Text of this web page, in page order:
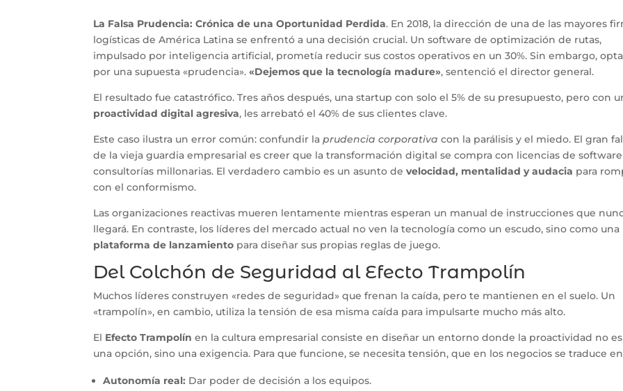
La Falsa Prudencia: Crónica de una Oportunidad Perdida. En 2018, la dirección de una de las mayores
logísticas de América Latina se enfrentó a una decisión crucial. Un software de optimización de rutas,
impulsado por inteligencia artificial, prometía reducir sus costos operativos en un 30%. Sin embargo,
por una supuesta «prudencia».«Dejemos que la tecnología madure», sentenció el director general.
El resultado fue catastrófico. Tres años después, una startup con solo el 5% de su presupuesto, pero con
proactividad digital agresiva, les arrebató el 40% de sus clientes clave.
Este caso ilustra un error común: confundir laprudencia corporativa con la parálisis y el miedo. El gran
de la vieja guardia empresarial es creer que la transformación digital se compra con licencias de
consultorías millonarias. El verdadero cambio es un asunto develocidad, mentalidad y audacia para
con el conformismo.
Las organizaciones reactivas mueren lentamente mientras esperan un manual de instrucciones que
llegará. En contraste, los líderes del mercado actual no ven la tecnología como un escudo, sino como una
plataforma de lanzamiento para diseñar sus propias reglas de juego.
Del Colchón de Seguridad al Efecto Trampolín
Muchos líderes construyen «redes de seguridad» que frenan la caída, pero te mantienen en el suelo. Un
«trampolín», en cambio, utiliza la tensión de esa misma caída para impulsarte mucho más alto.
El Efecto Trampolín en la cultura empresarial consiste en diseñar un entorno donde la proactividad no es
una opción, sino una exigencia. Para que funcione, se necesita tensión, que en los negocios se traduce
Autonomía real: Dar poder de decisión a los equipos.